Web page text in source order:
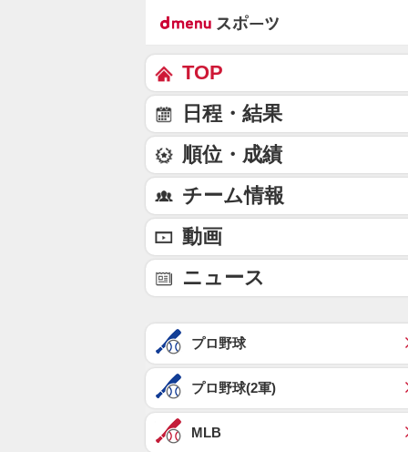
TOP
日程・結果
順位・成績
チーム情報
動画
ニュース
プロ野球
プロ野球(2軍)
MLB